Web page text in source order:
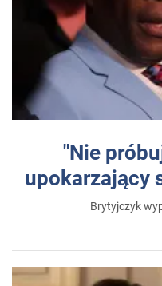
"Nie
upokarzający
Brytyjczyk